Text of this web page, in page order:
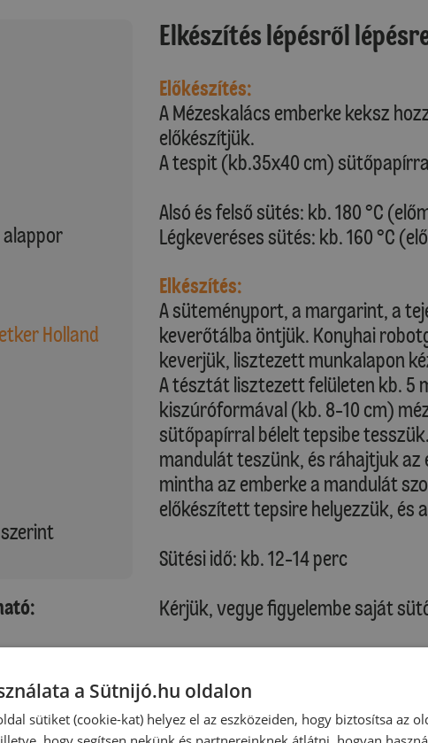
alappor
Holland
Elkészítés lépésről
Előkészítés:
A Mézeskalács emberke keksz
előkészítjük.
A tespit (kb.35x40 cm)
Alsó és felső sütés: kb. 180 °C
Légkeveréses sütés: kb. 160 °C
Elkészítés:
A süteményport, a margarint, a
keverőtálba öntjük. Konyhai
keverjük, lisztezett munkalapon
A tésztát lisztezett felületen kb. 5
kiszúróformával (kb. 8-10 cm)
sütőpapírral bélelt tepsibe
mandulát teszünk, és ráhajtjuk
mintha az emberke a mandulát
előkészített tepsire helyezzük, és
Sütési idő: kb. 12-14 perc
Kérjük, vegye figyelembe saját
Sütés után a süteményeket egy
Időközben a cukormázhoz egy
porcukrot és annyi citromlevet,
kapjunk. Habzsákba töltjük, és a
a Sütnijó.hu oldalon
sütiket (cookie-kat) helyez el az eszközeiden, hogy biztosítsa az